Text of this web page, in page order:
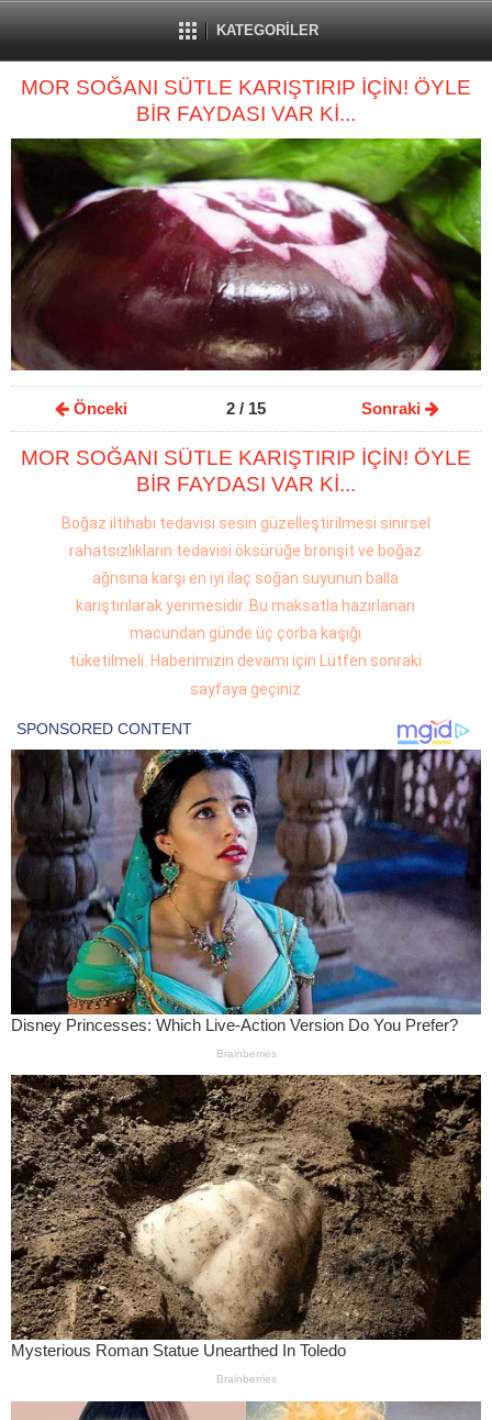
KATEGORİLER
MOR SOĞANI SÜTLE KARIŞTIRIP İÇİN! ÖYLE
BİR FAYDASI VAR Kİ...
Önceki 2/ 15 Sonraki
MOR SOĞANI SÜTLE KARIŞTIRIP İÇİN! ÖYLE
BİR FAYDASI VAR Kİ...
Boğaz iltihabı tedavisi sesin güzelleştirilmesi sinirsel
rahatsızlıkların tedavisi öksürüğe bronşit ve boğaz
ağrısına karşı en iyi ilaç soğan suyunun balla
karıştırılarak yenmesidir. Bu maksatla hazırlanan
macundan günde üç çorba kaşığı
tüketilmeli. Haberimizin devamı için Lütfen sonraki
sayfaya geçiniz